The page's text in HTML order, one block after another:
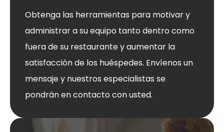
Obtenga las herramientas para motivar y
administrar a su equipo tanto dentro como
fuera de su restaurante y aumentar la
satisfacción de los huéspedes. Envíenos un
mensaje y nuestros especialistas se
pondrán en contacto con usted.